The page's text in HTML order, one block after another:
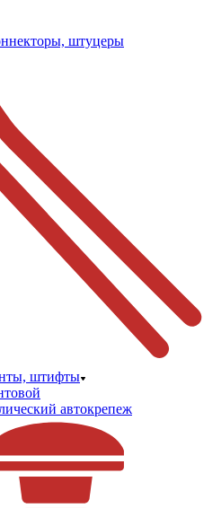
штуцеры
штифты
автокрепеж